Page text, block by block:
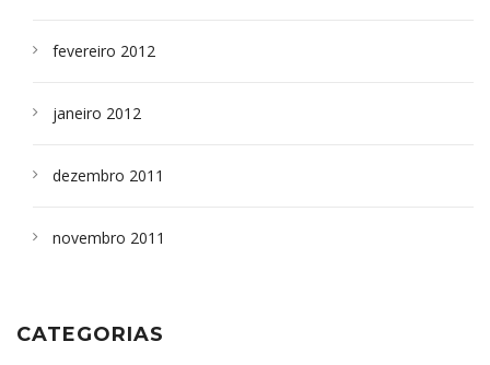
fevereiro 2012
janeiro 2012
dezembro 2011
novembro 2011
CATEGORIAS